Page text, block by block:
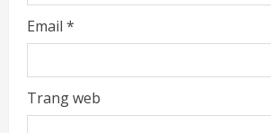
Email *
Trang web